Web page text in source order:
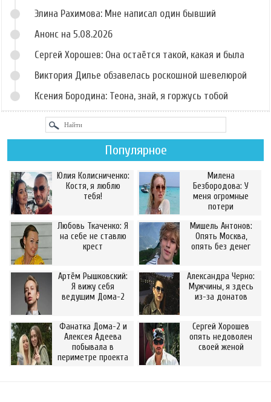
Элина Рахимова: Мне написал один бывший
Анонс на 5.08.2026
Сергей Хорошев: Она остаётся такой, какая и была
Виктория Дилье обзавелась роскошной шевелюрой
Ксения Бородина: Теона, знай, я горжусь тобой
Популярное
Юлия Колисниченко:
Костя, я люблю
тебя!
Милена
Безбородова: У
меня огромные
потери
Любовь Ткаченко: Я
на себе не ставлю
крест
Мишель Антонов:
Опять Москва,
опять без денег
Артём Рышковский:
Я вижу себя
ведущим Дома-2
Александра Черно:
Мужчины, я здесь
из-за донатов
Фанатка Дома-2 и
Алексея Адеева
побывала в
периметре проекта
Сергей Хорошев
опять недоволен
своей женой